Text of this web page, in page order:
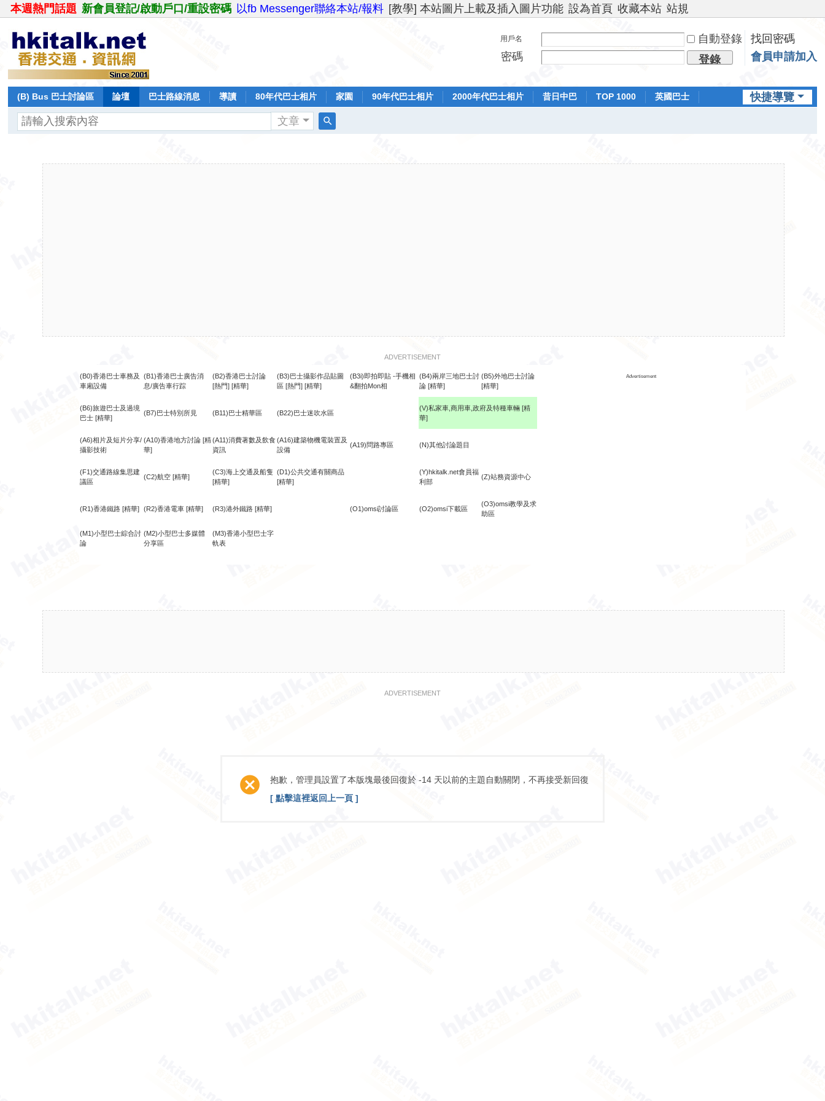
本週熱門話題 新會員登記/啟動戶口/重設密碼 以fb Messenger聯絡本站/報料 [教學] 本站圖片上載及插入圖片功能 設為首頁 收藏本站 站規
用戶名 自動登錄
找回密碼
密碼
登錄 會員申請加入
快捷導覽
(B) Bus 巴士討論區 論壇 巴士路線消息 導讀 80年代巴士相片 家園 90年代巴士相片 2000年代巴士相片 昔日中巴 TOP 1000
英國巴士
文章
ADVERTISEMENT
(B0)香港巴士車務及
車廂設備
(B1)香港巴士廣告消
息/廣告車行踪
(B2)香港巴士討論
[熱門] [精華]
(B3)巴士攝影作品貼圖
區 [熱門] [精華]
(B3i)即拍即貼 -手機相
&翻拍Mon相
(B4)兩岸三地巴士討
論 [精華]
(B5)外地巴士討論
[精華]
Advertisement
(B6)旅遊巴士及過境
巴士 [精華]
(B7)巴士特別所見 (B11)巴士精華區 (B22)巴士迷吹水區
(V)私家車,商用車,政府及特種車輛 [精
華]
(A6)相片及短片分享/
攝影技術
(A10)香港地方討論 [精
華]
(A11)消費著數及飲食
資訊
(A16)建築物機電裝置及
設備
(A19)問路專區 (N)其他討論題目
(F1)交通路線集思建
議區
(C2)航空 [精華]
(C3)海上交通及船隻
[精華]
(D1)公共交通有關商品
[精華]
(Y)hkitalk.net會員福
利部
(Z)站務資源中心
(R1)香港鐵路 [精華] (R2)香港電車 [精華] (R3)港外鐵路 [精華] (O1)omsi討論區 (O2)omsi下載區
(O3)omsi教學及求
助區
(M1)小型巴士綜合討
論
(M2)小型巴士多媒體
分享區
(M3)香港小型巴士字
軌表
ADVERTISEMENT
抱歉，管理員設置了本版塊最後回復於 -14 天以前的主題自動關閉，不再接受新回復
[ 點擊這裡返回上一頁 ]